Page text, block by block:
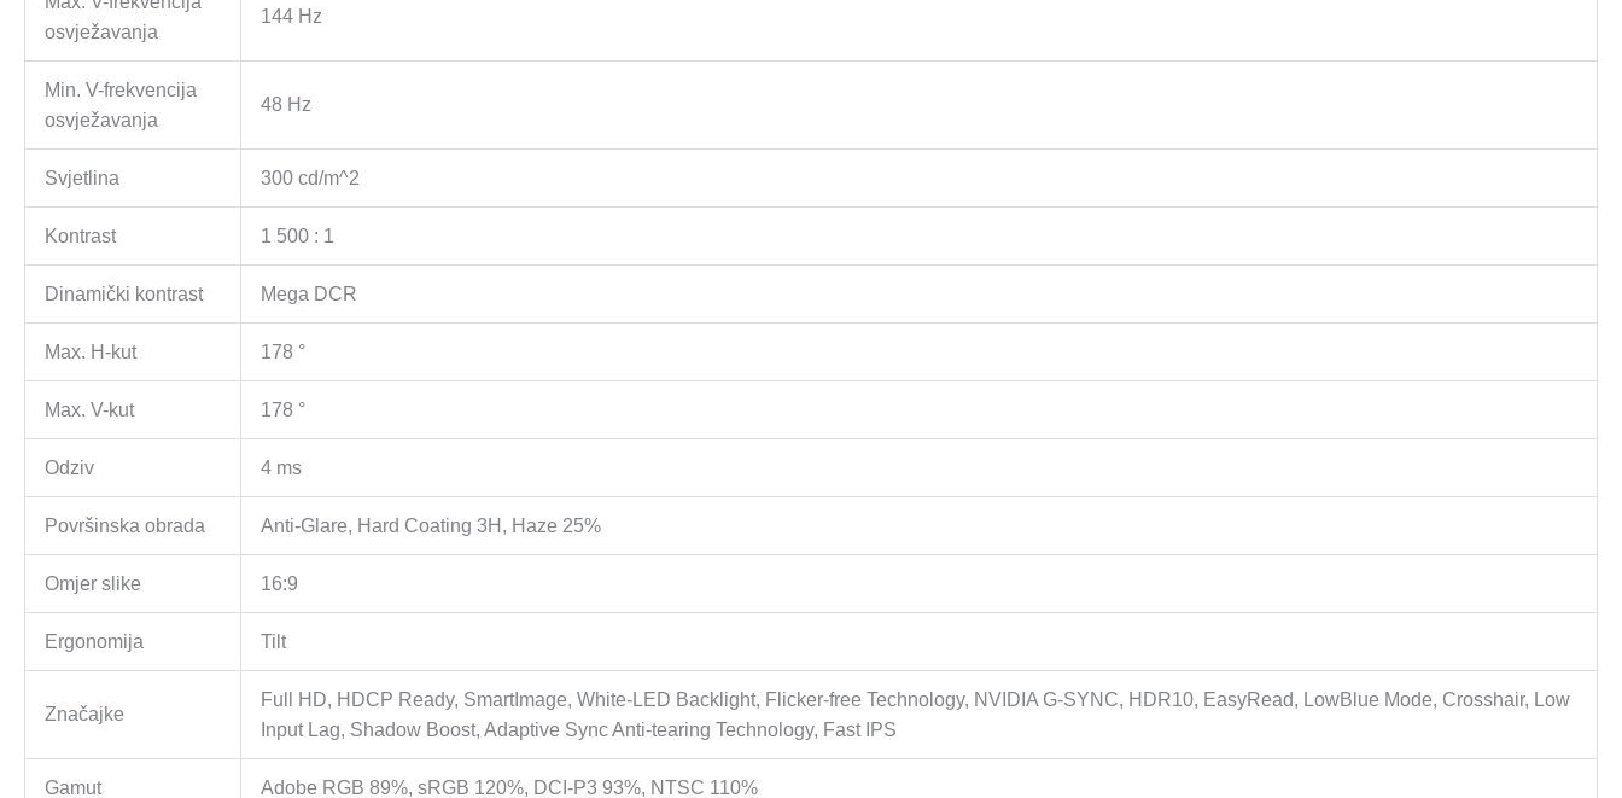
osvježavanja
144 Hz
Min. V-frekvencija
osvježavanja
48 Hz
Svjetlina 300 cd/m^2
Kontrast 1 500 : 1
Dinamički kontrast Mega DCR
Max. H-kut 178 °
Max. V-kut 178 °
Odziv 4 ms
Površinska obrada Anti-Glare, Hard Coating 3H, Haze 25%
Omjer slike 16:9
Ergonomija Tilt
Značajke
Full HD, HDCP Ready, SmartImage, White-LED Backlight, Flicker-free Technology, NVIDIA G-SYNC, HDR10, EasyRead, LowBlue Mode, Crosshair, Low
Input Lag, Shadow Boost, Adaptive Sync Anti-tearing Technology, Fast IPS
Gamut Adobe RGB 89%, sRGB 120%, DCI-P3 93%, NTSC 110%